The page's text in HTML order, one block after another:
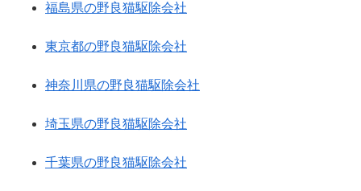
福島県の野良猫駆除会社
東京都の野良猫駆除会社
神奈川県の野良猫駆除会社
埼玉県の野良猫駆除会社
千葉県の野良猫駆除会社